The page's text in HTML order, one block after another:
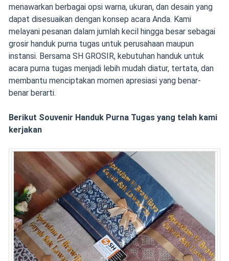
menawarkan berbagai opsi warna, ukuran, dan desain yang
dapat disesuaikan dengan konsep acara Anda. Kami
melayani pesanan dalam jumlah kecil hingga besar sebagai
grosir handuk purna tugas untuk perusahaan maupun
instansi. Bersama SH GROSIR, kebutuhan handuk untuk
acara purna tugas menjadi lebih mudah diatur, tertata, dan
membantu menciptakan momen apresiasi yang benar-
benar berarti.
Berikut Souvenir Handuk Purna Tugas yang telah kami
kerjakan